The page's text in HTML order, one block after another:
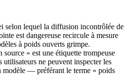
selon lequel la diffusion incontrôlée de
est dangereuse recircule à mesure
à poids ouverts grimpe.
source » est une étiquette trompeuse
ne peuvent inspecter les
modèle — préférant le terme « poids